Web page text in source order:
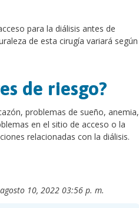
para la diálisis antes de
de esta cirugía variará según
de riesgo?
problemas de sueño, anemia,
en el sitio de acceso o la
relacionadas con la diálisis.
10, 2022 03:56 p. m.